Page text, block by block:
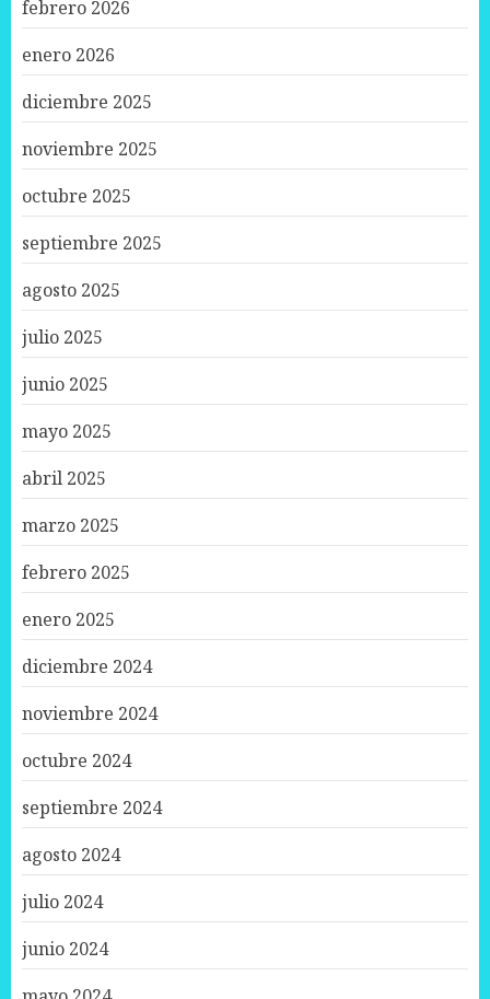
febrero 2026
enero 2026
diciembre 2025
noviembre 2025
octubre 2025
septiembre 2025
agosto 2025
julio 2025
junio 2025
mayo 2025
abril 2025
marzo 2025
febrero 2025
enero 2025
diciembre 2024
noviembre 2024
octubre 2024
septiembre 2024
agosto 2024
julio 2024
junio 2024